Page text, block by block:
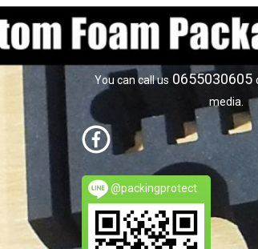
You can call us 0655030605
media.
@packingprotect